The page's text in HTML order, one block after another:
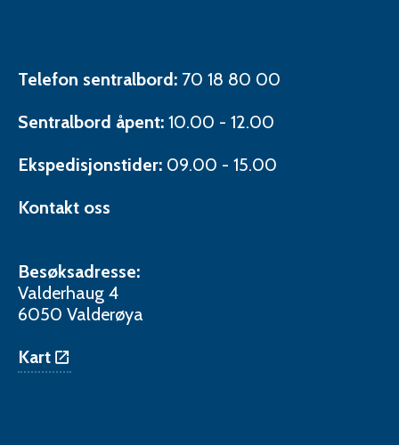
Kontaktinformasjon
Telefon sentralbord: 70 18 80 00
Sentralbord åpent: 10.00 - 12.00
Ekspedisjonstider: 09.00 - 15.00
Kontakt oss
Besøksadresse:
Valderhaug 4
6050 Valderøya
Kart